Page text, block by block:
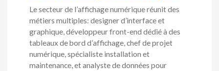
Le secteur de l’affichage numérique réunit des
métiers multiples: designer d’interface et
graphique, développeur front-end dédié à des
tableaux de bord d’affichage, chef de projet
numérique, spécialiste installation et
maintenance, et analyste de données pour